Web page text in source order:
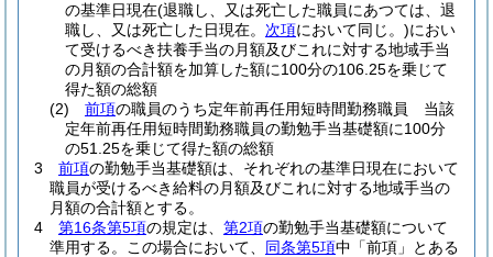
の基準日現在(退職し、又は死亡した職員にあつては、退
職し、又は死亡した日現在。 次項において同じ。)におい
て受けるべき扶養手当の月額及びこれに対する地域手当
の月額の合計額を加算した額に100分の106.25を乗じて
得た額の総額
(2)
前項の職員のうち定年前再任用短時間勤務職員 当該
定年前再任用短時間勤務職員の勤勉手当基礎額に100分
の51.25を乗じて得た額の総額
3
前項の勤勉手当基礎額は、それぞれの基準日現在において
職員が受けるべき給料の月額及びこれに対する地域手当の
月額の合計額とする。
4
第16条第5項の規定は、 第2項の勤勉手当基礎額について
準用する。
この場合において、 同条第5項中「前項」とある